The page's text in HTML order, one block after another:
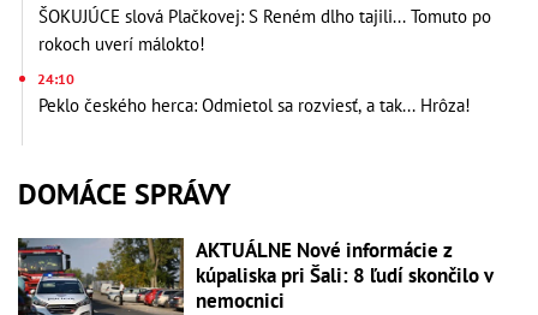
ŠOKUJÚCE slová Plačkovej: S Reném dlho tajili... Tomuto po
rokoch uverí málokto!
24:10
Peklo českého herca: Odmietol sa rozviesť, a tak... Hrôza!
DOMÁCE SPRÁVY
AKTUÁLNE Nové informácie z
kúpaliska pri Šali: 8 ľudí skončilo v
nemocnici